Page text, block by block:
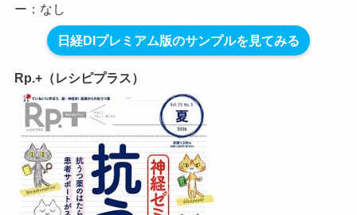
ー：なし
日経DIプレミアム版のサンプルを見てみる
Rp.+（レシピプラス）